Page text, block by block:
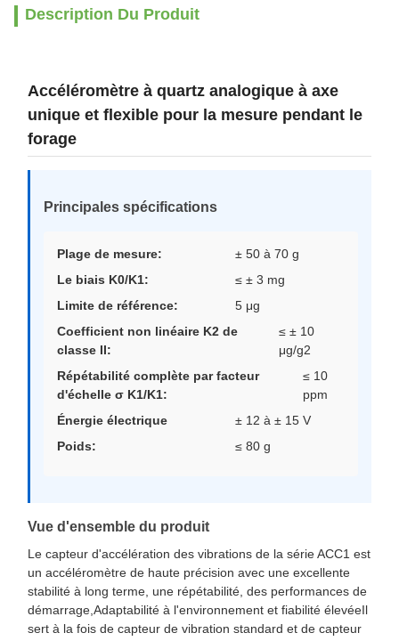
Description Du Produit
Accéléromètre à quartz analogique à axe
unique et flexible pour la mesure pendant le
forage
Principales spécifications
Plage de mesure:
± 50 à 70 g
Le biais K0/K1:
≤ ± 3 mg
Limite de référence:
5 μg
Coefficient non linéaire K2 de
classe II:
≤ ± 10
μg/g2
Répétabilité complète par facteur
d'échelle σ K1/K1:
≤ 10
ppm
Énergie électrique
± 12 à ± 15 V
Poids:
≤ 80 g
Vue d'ensemble du produit
Le capteur d'accélération des vibrations de la série ACC1 est
un accéléromètre de haute précision avec une excellente
stabilité à long terme, une répétabilité, des performances de
démarrage,Adaptabilité à l'environnement et fiabilité élevéeIl
sert à la fois de capteur de vibration standard et de capteur